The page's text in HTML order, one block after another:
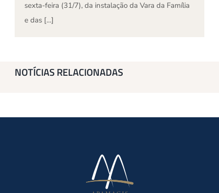
sexta-feira (31/7), da instalação da Vara da Família
e das […]
NOTÍCIAS RELACIONADAS